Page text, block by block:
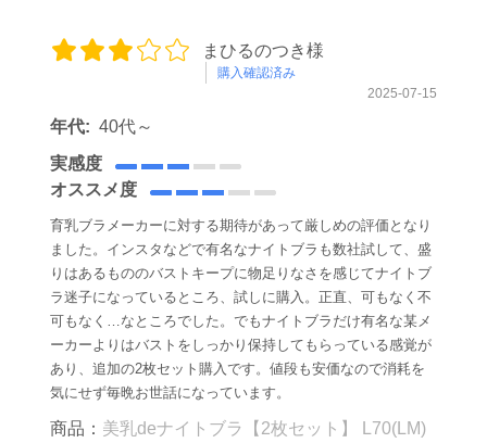
まひるのつき様
購入確認済み
2025-07-15
年代: 40代～
実感度
オススメ度
育乳ブラメーカーに対する期待があって厳しめの評価となり
ました。インスタなどで有名なナイトブラも数社試して、盛
りはあるもののバストキープに物足りなさを感じてナイトブ
ラ迷子になっているところ、試しに購入。正直、可もなく不
可もなく…なところでした。でもナイトブラだけ有名な某メ
ーカーよりはバストをしっかり保持してもらっている感覚が
あり、追加の2枚セット購入です。値段も安価なので消耗を
気にせず毎晩お世話になっています。
商品： 美乳deナイトブラ【2枚セット】 L70(LM)